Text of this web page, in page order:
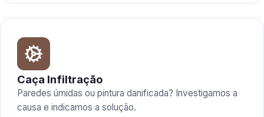
Caça Infiltração
Paredes úmidas ou pintura danificada? Investigamos a
causa e indicamos a solução.